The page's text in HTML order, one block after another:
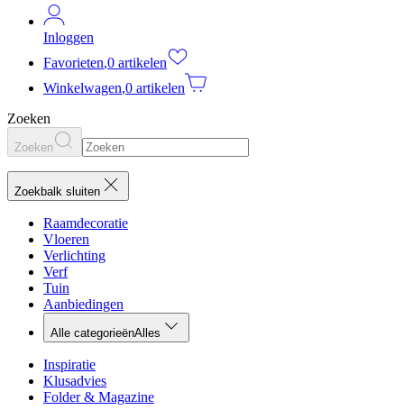
Inloggen
Favorieten,0 artikelen
Winkelwagen,0 artikelen
Zoeken
Zoeken
Zoekbalk sluiten
Raamdecoratie
Vloeren
Verlichting
Verf
Tuin
Aanbiedingen
Alle categorieënAlles
Inspiratie
Klusadvies
Folder & Magazine